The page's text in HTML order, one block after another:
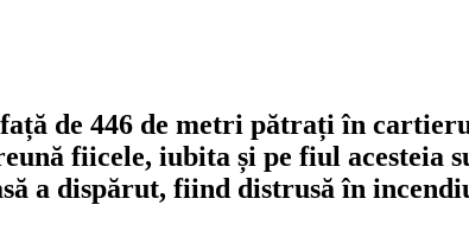
de 446 de metri pătrați în
fiicele, iubita și pe fiul acesteia
a dispărut, fiind distrusă în